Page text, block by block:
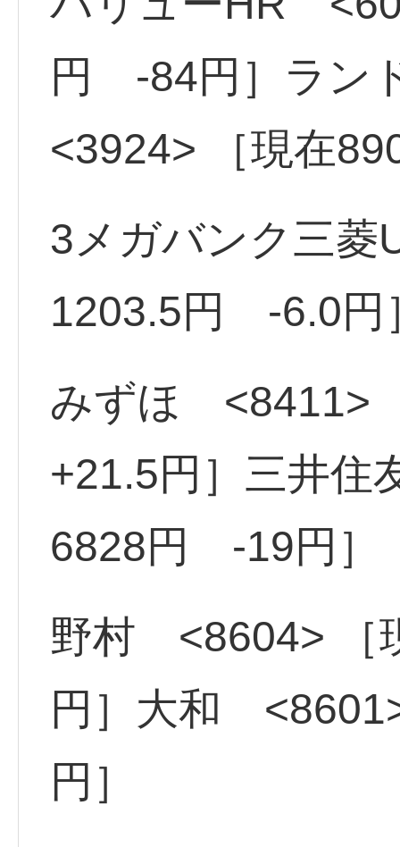
円 -84円］ラン
<3924> ［現在
3メガバンク三
1203.5円 -6.0円
みずほ <8411>
+21.5円］三井
6828円 -19円］
野村 <8604> ［
円］大和
円］